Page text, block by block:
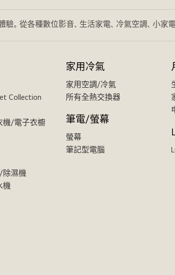
。從各種數位影音、生活家電、冷氣空調、小家
Collection
機/電子衣櫥
除濕機
機
家用冷氣
家用空調/冷氣
所有全熱交換器
筆電/螢幕
螢幕
筆記型電腦